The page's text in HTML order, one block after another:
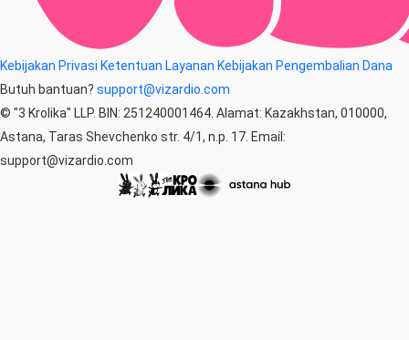
Kebijakan Privasi Ketentuan Layanan Kebijakan Pengembalian Dana
Butuh bantuan? support@vizardio.com
© "3 Krolika" LLP. BIN: 251240001464. Alamat: Kazakhstan, 010000,
Astana, Taras Shevchenko str. 4/1, n.p. 17. Email:
support@vizardio.com